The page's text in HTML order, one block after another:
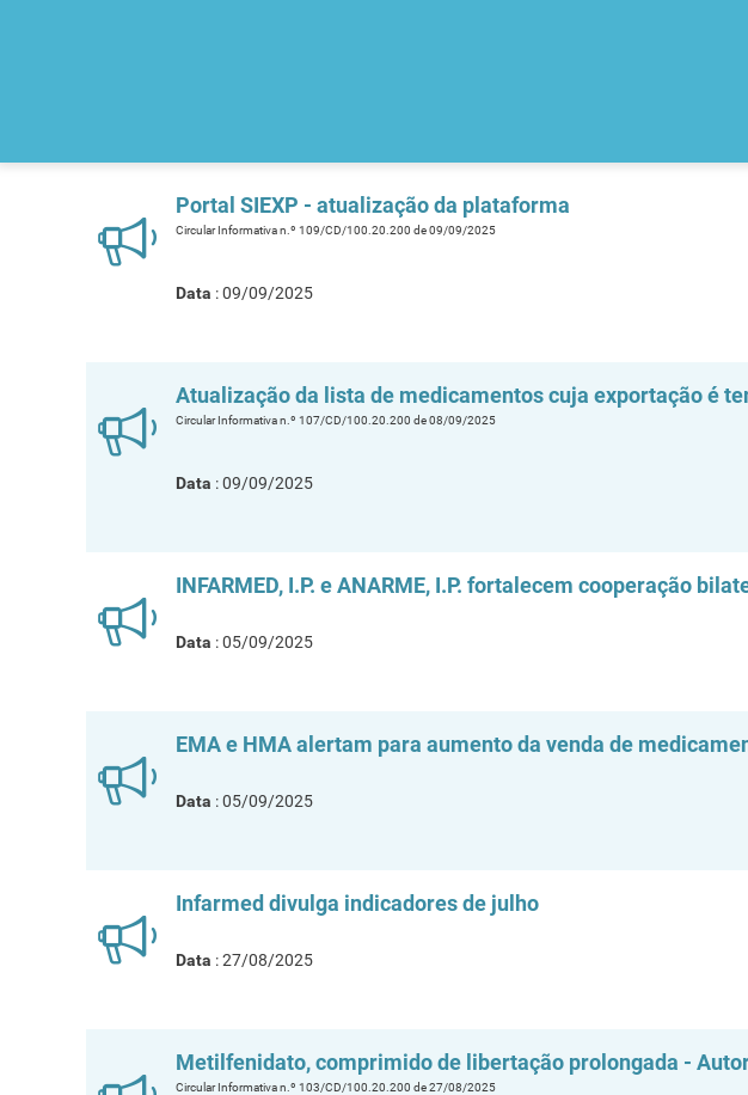
Portal SIEXP - atualização da plataforma
Circular Informativa n.º 109/CD/100.20.200 de 09/09/2025
Data : 09/09/2025
Atualização da lista de medicamentos cuja exportação é
Circular Informativa n.º 107/CD/100.20.200 de 08/09/2025
Data : 09/09/2025
INFARMED, I.P. e ANARME, I.P. fortalecem cooperação
Data : 05/09/2025
EMA e HMA alertam para aumento da venda de
Data : 05/09/2025
Infarmed divulga indicadores de julho
Data : 27/08/2025
Metilfenidato, comprimido de libertação prolongada -
Circular Informativa n.º 103/CD/100.20.200 de 27/08/2025